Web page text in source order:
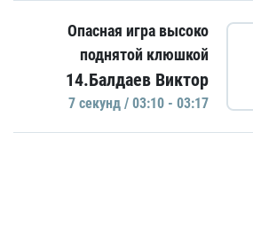
Опасная игра высоко
поднятой клюшкой
14.Балдаев Виктор
7 секунд / 03:10 - 03:17